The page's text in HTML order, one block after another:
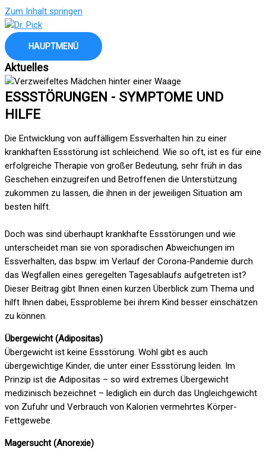
Zum Inhalt springen
HAUPTMENÜ
Aktuelles
ESSSTÖRUNGEN - SYMPTOME UND
HILFE
Die Entwicklung von auffälligem Essverhalten hin zu einer
krankhaften Essstörung ist schleichend. Wie so oft, ist es für eine
erfolgreiche Therapie von großer Bedeutung, sehr früh in das
Geschehen einzugreifen und Betroffenen die Unterstützung
zukommen zu lassen, die ihnen in der jeweiligen Situation am
besten hilft.
Doch was sind überhaupt krankhafte Essstörungen und wie
unterscheidet man sie von sporadischen Abweichungen im
Essverhalten, das bspw. im Verlauf der Corona-Pandemie durch
das Wegfallen eines geregelten Tagesablaufs aufgetreten ist?
Dieser Beitrag gibt Ihnen einen kurzen Überblick zum Thema und
hilft Ihnen dabei, Essprobleme bei ihrem Kind besser einschätzen
zu können.
Übergewicht (Adipositas)
Übergewicht ist keine Essstörung. Wohl gibt es auch
übergewichtige Kinder, die unter einer Essstörung leiden. Im
Prinzip ist die Adipositas – so wird extremes Übergewicht
medizinisch bezeichnet – lediglich ein durch das Ungleichgewicht
von Zufuhr und Verbrauch von Kalorien vermehrtes Körper-
Fettgewebe.
Magersucht (Anorexie)